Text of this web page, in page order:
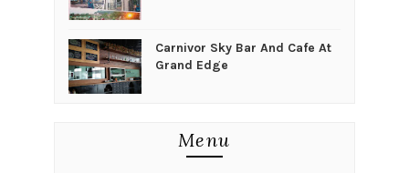
Carnivor Sky Bar And Cafe At
Grand Edge
Menu